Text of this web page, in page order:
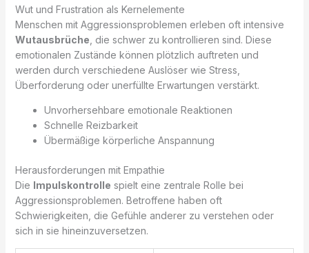
Wut und Frustration als Kernelemente
Menschen mit Aggressionsproblemen erleben oft intensive
Wutausbrüche , die schwer zu kontrollieren sind. Diese
emotionalen Zustände können plötzlich auftreten und
werden durch verschiedene Auslöser wie Stress,
Überforderung oder unerfüllte Erwartungen verstärkt.
Unvorhersehbare emotionale Reaktionen
Schnelle Reizbarkeit
Übermäßige körperliche Anspannung
Herausforderungen mit Empathie
Die Impulskontrolle spielt eine zentrale Rolle bei
Aggressionsproblemen. Betroffene haben oft
Schwierigkeiten, die Gefühle anderer zu verstehen oder
sich in sie hineinzuversetzen.